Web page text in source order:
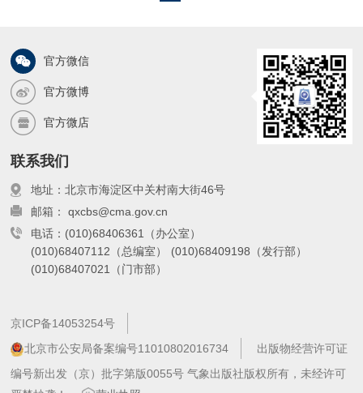
官方微信
官方微博
官方微店
联系我们
地址：北京市海淀区中关村南大街46号
邮箱： qxcbs@cma.gov.cn
电话：(010)68406361（办公室）
(010)68407112（总编室）
(010)68409198（发行部）
(010)68407021（门市部）
京ICP备14053254号
北京市公安局备案编号11010802016734
出版物经营许可证
编号新出发（京）批字第版0055号 气象出版社版权所有，未经许可